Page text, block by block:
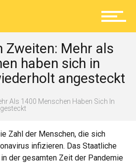
Zweiten: Mehr als
haben sich in
angesteckt
Als 1400 Menschen Haben Sich In
Zahl der Menschen, die sich
infizieren. Das Staatliche
der gesamten Zeit der Pandemie